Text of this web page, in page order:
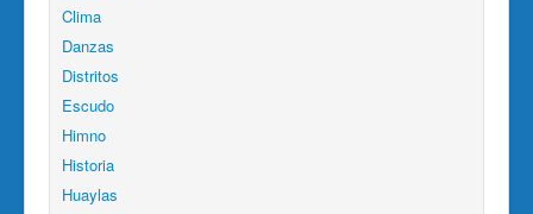
Clima
Danzas
Distritos
Escudo
Himno
Historia
Huaylas